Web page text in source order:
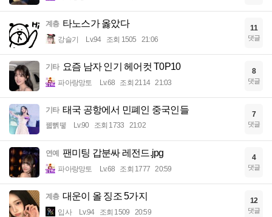
계층 타노스가 옳았다
강슬기 Lv.94 조회 1505 21:06
11
댓글
기타 요즘 남자 인기 헤어컷 T0P10
파아랑망토 Lv.68 조회 2114 21:03
8
댓글
기타 태국 공항에서 민폐인 중국인들
꿻뻵뗗 Lv.90 조회 1733 21:02
7
댓글
연예 팬미팅 갑분싸 레전드.jpg
파아랑망토 Lv.68 조회 1777 20:59
4
댓글
계층 대운이 올 징조 5가지
입사 Lv.94 조회 1509 20:59
12
댓글